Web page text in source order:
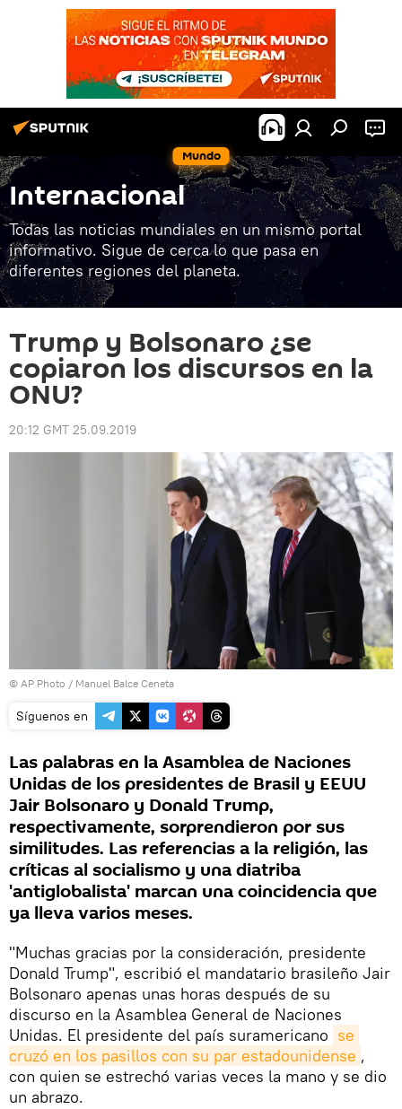
Mundo
Internacional
Todas las noticias mundiales en un mismo portal
informativo. Sigue de cerca lo que pasa en
diferentes regiones del planeta.
Trump y Bolsonaro ¿se
copiaron los discursos en la
ONU?
20:12 GMT 25.09.2019
© AP Photo / Manuel Balce Ceneta
Síguenos en
Las palabras en la Asamblea de Naciones
Unidas de los presidentes de Brasil y EEUU
Jair Bolsonaro y Donald Trump,
respectivamente, sorprendieron por sus
similitudes. Las referencias a la religión, las
críticas al socialismo y una diatriba
'antiglobalista' marcan una coincidencia que
ya lleva varios meses.
"Muchas gracias por la consideración, presidente
Donald Trump", escribió el mandatario brasileño Jair
Bolsonaro apenas unas horas después de su
discurso en la Asamblea General de Naciones
Unidas. El presidente del país suramericano se
cruzó en los pasillos con su par estadounidense ,
con quien se estrechó varias veces la mano y se dio
un abrazo.